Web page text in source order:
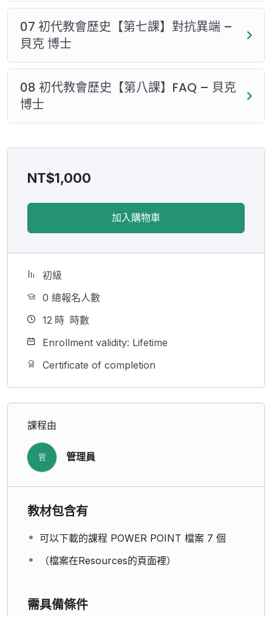
07 初代教會歷史【第七課】對抗異端 –
貝克 博士
08 初代教會歷史【第八課】FAQ – 貝克
博士
NT$1,000
加入購物車
初級
0 總報名人數
12 時 時數
Enrollment validity: Lifetime
Certificate of completion
課程由
管 管理員
教材包含有
可以下載的課程 POWER POINT 檔案 7 個
（檔案在Resources的頁面裡）
需具備條件